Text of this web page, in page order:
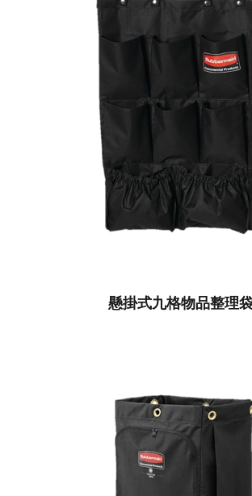
懸掛式九格物品整理